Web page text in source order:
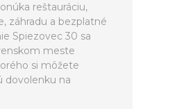
reštauráciu,
záhradu a bezplatné
Spiezovec 30 sa
meste
si môžete
dovolenku na